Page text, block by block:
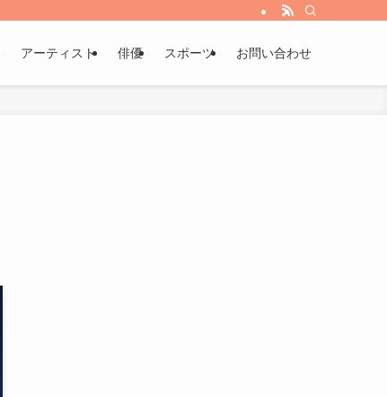
アーティスト 俳優 スポーツ お問い合わせ